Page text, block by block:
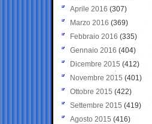
Aprile 2016 (307)
Marzo 2016 (369)
Febbraio 2016 (335)
Gennaio 2016 (404)
Dicembre 2015 (412)
Novembre 2015 (401)
Ottobre 2015 (422)
Settembre 2015 (419)
Agosto 2015 (416)